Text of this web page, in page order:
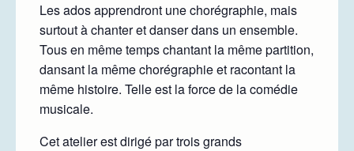
Les ados apprendront une chorégraphie, mais
surtout à chanter et danser dans un ensemble.
Tous en même temps chantant la même partition,
dansant la même chorégraphie et racontant la
même histoire. Telle est la force de la comédie
musicale.
Cet atelier est dirigé par trois grands